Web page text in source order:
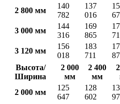
2 800 мм
140
782
137
016
3 000 мм
144
316
169
865
3 120 мм
156
018
183
711
Высота/
Ширина
2 000
мм
2 400
мм
2 000 мм
125
647
128
602